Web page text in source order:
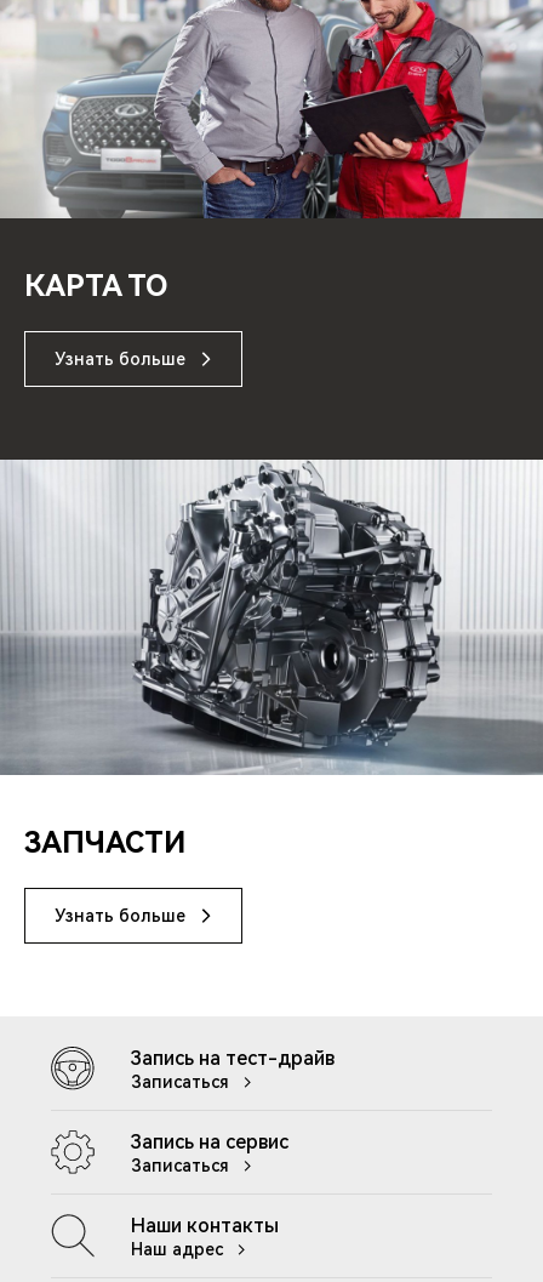
КАРТА ТО
Узнать больше
ЗАПЧАСТИ
Узнать больше
Запись на тест-драйв
Записаться
Запись на сервис
Записаться
Наши контакты
Наш адрес